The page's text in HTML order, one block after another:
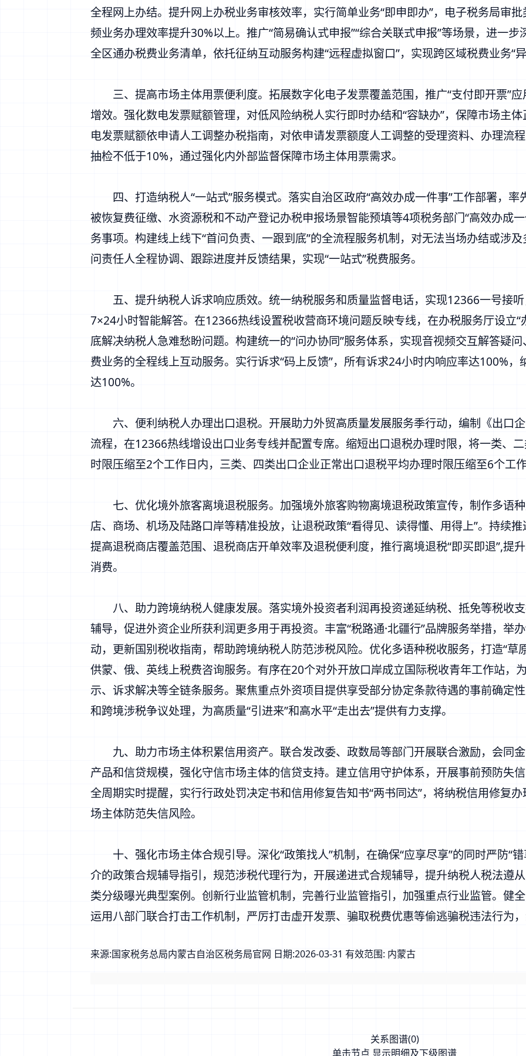
全程网上办结。提升网上办税业务审核效率，实行简单业务“即申即办”，电子税务局审
频业务办理效率提升30%以上。推广“简易确认式申报”“综合关联式申报”等场景，进一
全区通办税费业务清单，依托征纳互动服务构建“远程虚拟窗口”，实现跨区域税费业务“
三、提高市场主体用票便利度。拓展数字化电子发票覆盖范围，推广“支付即开票”
增效。强化数电发票赋额管理，对低风险纳税人实行即时办结和“容缺办”，保障市场主
电发票赋额依申请人工调整办税指南，对依申请发票额度人工调整的受理资料、办理流
抽检不低于10%，通过强化内外部监督保障市场主体用票需求。
四、打造纳税人“一站式”服务模式。落实自治区政府“高效办成一件事”工作部署，率
被恢复费征缴、水资源税和不动产登记办税申报场景智能预填等4项税务部门“高效办成
务事项。构建线上线下“首问负责、一跟到底”的全流程服务机制，对无法当场办结或涉
问责任人全程协调、跟踪进度并反馈结果，实现“一站式”税费服务。
五、提升纳税人诉求响应质效。统一纳税服务和质量监督电话，实现12366一号接
7×24小时智能解答。在12366热线设置税收营商环境问题反映专线，在办税服务厅设立
底解决纳税人急难愁盼问题。构建统一的“问办协同”服务体系，实现音视频交互解答疑
费业务的全程线上互动服务。实行诉求“码上反馈”，所有诉求24小时内响应率达100%
达100%。
六、便利纳税人办理出口退税。开展助力外贸高质量发展服务季行动，编制《出口
流程，在12366热线增设出口业务专线并配置专席。缩短出口退税办理时限，将一类、
时限压缩至2个工作日内，三类、四类出口企业正常出口退税平均办理时限压缩至6个工
七、优化境外旅客离境退税服务。加强境外旅客购物离境退税政策宣传，制作多语
店、商场、机场及陆路口岸等精准投放，让退税政策“看得见、读得懂、用得上”。持续
提高退税商店覆盖范围、退税商店开单效率及退税便利度，推行离境退税“即买即退”,提
消费。
八、助力跨境纳税人健康发展。落实境外投资者利润再投资递延纳税、抵免等税收
辅导，促进外资企业所获利润更多用于再投资。丰富“税路通·北疆行”品牌服务举措，举
动，更新国别税收指南，帮助跨境纳税人防范涉税风险。优化多语种税收服务，打造“草
供蒙、俄、英线上税费咨询服务。有序在20个对外开放口岸成立国际税收青年工作站，
示、诉求解决等全链条服务。聚焦重点外资项目提供享受部分协定条款待遇的事前确定
和跨境涉税争议处理，为高质量“引进来”和高水平“走出去”提供有力支撑。
九、助力市场主体积累信用资产。联合发改委、政数局等部门开展联合激励，会同金
产品和信贷规模，强化守信市场主体的信贷支持。建立信用守护体系，开展事前预防失
全周期实时提醒，实行行政处罚决定书和信用修复告知书“两书同达”，将纳税信用修复
场主体防范失信风险。
十、强化市场主体合规引导。深化“政策找人”机制，在确保“应享尽享”的同时严防“
介的政策合规辅导指引，规范涉税代理行为，开展递进式合规辅导，提升纳税人税法遵
类分级曝光典型案例。创新行业监管机制，完善行业监管指引，加强重点行业监管。健
运用八部门联合打击工作机制，严厉打击虚开发票、骗取税费优惠等偷逃骗税违法行为
来源:国家税务总局内蒙古自治区税务局官网 日期:2026-03-31 有效范围: 内蒙古
关系图谱(0)
单击节点 显示明细及下级图谱